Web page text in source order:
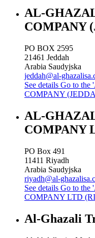
AL-
COMPANY
PO BOX 2595
21461 Jeddah
Arabia Saudyjska
jeddah@al-
See details Go to
COMPANY
AL-
COMPANY
PO Box 491
11411 Riyadh
Arabia Saudyjska
riyadh@al-
See details Go to
COMPANY LTD
Al-Ghazali